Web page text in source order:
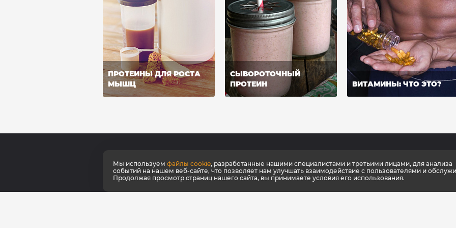
ПРОТЕИНЫ ДЛЯ РОСТА
МЫШЦ
СЫВОРОТОЧНЫЙ
ПРОТЕИН
ВИТАМИНЫ: ЧТО ЭТО?
О компании
Сертификаты качества
Новости
Консультации тренера
Каталог
Спортивное
Мы используем файлы cookie, разработанные нашими специалистами и третьими лицами, для анализа
событий на нашем веб-сайте, что позволяет нам улучшать взаимодействие с пользователями и
Продолжая просмотр страниц нашего сайта, вы принимаете условия его использования.